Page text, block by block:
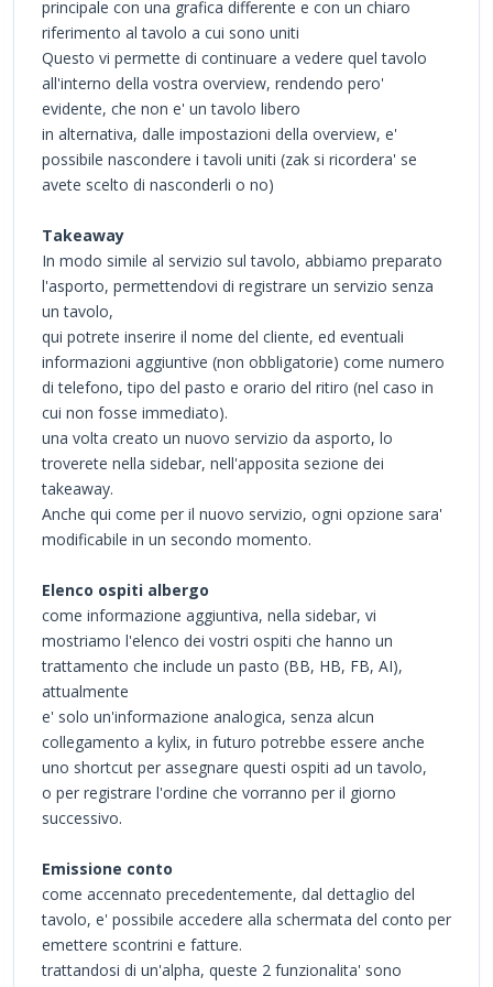
principale con una grafica differente e con un chiaro
riferimento al tavolo a cui sono uniti
Questo vi permette di continuare a vedere quel tavolo
all'interno della vostra overview, rendendo pero'
evidente, che non e' un tavolo libero
in alternativa, dalle impostazioni della overview, e'
possibile nascondere i tavoli uniti (zak si ricordera' se
avete scelto di nasconderli o no)
Takeaway
In modo simile al servizio sul tavolo, abbiamo preparato
l'asporto, permettendovi di registrare un servizio senza
un tavolo,
qui potrete inserire il nome del cliente, ed eventuali
informazioni aggiuntive (non obbligatorie) come numero
di telefono, tipo del pasto e orario del ritiro (nel caso in
cui non fosse immediato).
una volta creato un nuovo servizio da asporto, lo
troverete nella sidebar, nell'apposita sezione dei
takeaway.
Anche qui come per il nuovo servizio, ogni opzione sara'
modificabile in un secondo momento.
Elenco ospiti albergo
come informazione aggiuntiva, nella sidebar, vi
mostriamo l'elenco dei vostri ospiti che hanno un
trattamento che include un pasto (BB, HB, FB, AI),
attualmente
e' solo un'informazione analogica, senza alcun
collegamento a kylix, in futuro potrebbe essere anche
uno shortcut per assegnare questi ospiti ad un tavolo,
o per registrare l'ordine che vorranno per il giorno
successivo.
Emissione conto
come accennato precedentemente, dal dettaglio del
tavolo, e' possibile accedere alla schermata del conto per
emettere scontrini e fatture.
trattandosi di un'alpha, queste 2 funzionalita' sono